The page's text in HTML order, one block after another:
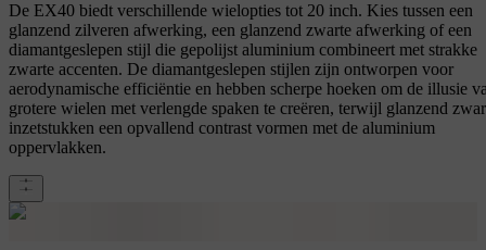
De EX40 biedt verschillende wielopties tot 20 inch. Kies tussen een
glanzend zilveren afwerking, een glanzend zwarte afwerking of een
diamantgeslepen stijl die gepolijst aluminium combineert met strakke
zwarte accenten. De diamantgeslepen stijlen zijn ontworpen voor
aerodynamische efficiëntie en hebben scherpe hoeken om de illusie
grotere wielen met verlengde spaken te creëren, terwijl glanzend
inzetstukken een opvallend contrast vormen met de aluminium
oppervlakken.